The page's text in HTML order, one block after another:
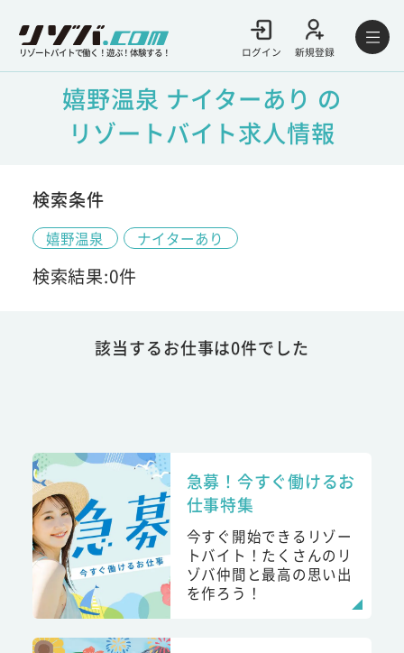
リゾートバイトで働く！遊ぶ！体験する！ ログイン 新規登録
嬉野温泉 ナイターあり の
リゾートバイト求人情報
検索条件
嬉野温泉 ナイターあり
検索結果:0件
該当するお仕事は0件でした
急募！今すぐ働けるお
仕事特集
今すぐ開始できるリゾー
トバイト！たくさんのリ
ゾバ仲間と最高の思い出
を作ろう！